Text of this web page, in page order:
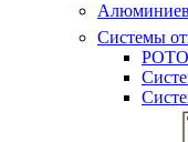
Системы
РОТО